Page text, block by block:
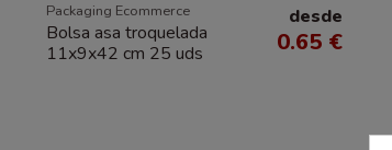
Packaging Ecommerce
Bolsa asa troquelada
11x9x42 cm 25 uds
desde
0.65 €